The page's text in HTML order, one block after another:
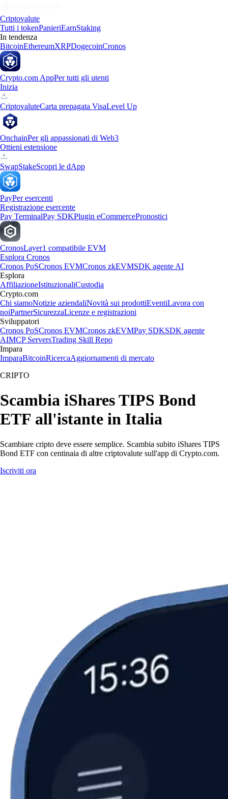
Criptovalute
Tutti i tokenPanieriEarnStaking
In tendenza
BitcoinEthereumXRPDogecoinCronos
Crypto.com AppPer tutti gli utenti
Inizia
CriptovaluteCarta prepagata VisaLevel Up
OnchainPer gli appassionati di Web3
Ottieni estensione
SwapStakeScopri le dApp
PayPer esercenti
Registrazione esercente
Pay TerminalPay SDKPlugin eCommercePronostici
CronosLayer1 compatibile EVM
Esplora Cronos
Cronos PoSCronos EVMCronos zkEVMSDK agente AI
Esplora
AffiliazioneIstituzionaliCustodia
Crypto.com
Chi siamoNotizie aziendaliNovità sui prodottiEventiLavora con
noiPartnerSicurezzaLicenze e registrazioni
Sviluppatori
Cronos PoSCronos EVMCronos zkEVMPay SDKSDK agente
AIMCP ServersTrading Skill Repo
Impara
ImparaBitcoinRicercaAggiornamenti di mercato
CRIPTO
Scambia iShares TIPS Bond
ETF all'istante in Italia
Scambiare cripto deve essere semplice. Scambia subito iShares TIPS
Bond ETF con centinaia di altre criptovalute sull'app di Crypto.com.
Iscriviti ora